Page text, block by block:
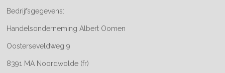
Bedrijfsgegevens:
Handelsonderneming Albert Oomen
Oosterseveldweg 9
8391 MA Noordwolde (fr)